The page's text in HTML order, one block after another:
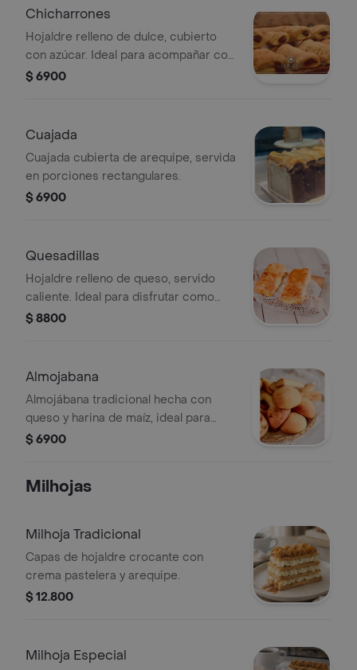
Chicharrones
Hojaldre relleno de dulce, cubierto
con azúcar. Ideal para acompañar con
café.
$ 6900
Cuajada
Cuajada cubierta de arequipe, servida
en porciones rectangulares.
$ 6900
Quesadillas
Hojaldre relleno de queso, servido
caliente. Ideal para disfrutar como
entrada.
$ 8800
Almojabana
Almojábana tradicional hecha con
queso y harina de maíz, ideal para
acompañar con café.
$ 6900
Milhojas
Milhoja Tradicional
Capas de hojaldre crocante con
crema pastelera y arequipe.
$ 12.800
Milhoja Especial